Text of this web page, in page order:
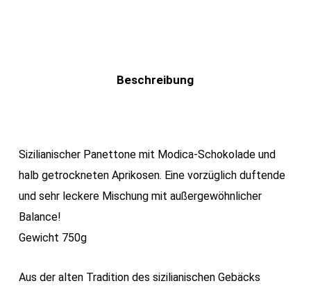
Beschreibung
Sizilianischer Panettone mit Modica-Schokolade und
halb getrockneten Aprikosen. Eine vorzüglich duftende
und sehr leckere Mischung mit außergewöhnlicher
Balance!
Gewicht 750g
Aus der alten Tradition des sizilianischen Gebäcks